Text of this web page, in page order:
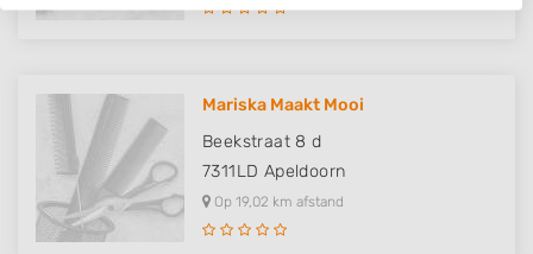
Mariska Maakt Mooi
Beekstraat 8 d
7311LD Apeldoorn
Op 19,02 km afstand
We use your data for the following purposes:
Use limited data to select advertising
Create profiles for personalised advertising
Use profiles to select personalised
advertising